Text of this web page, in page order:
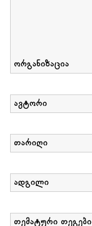
ორგანიზაცია
ავტორი
თარიღი
ადგილი
თემატური თეგები